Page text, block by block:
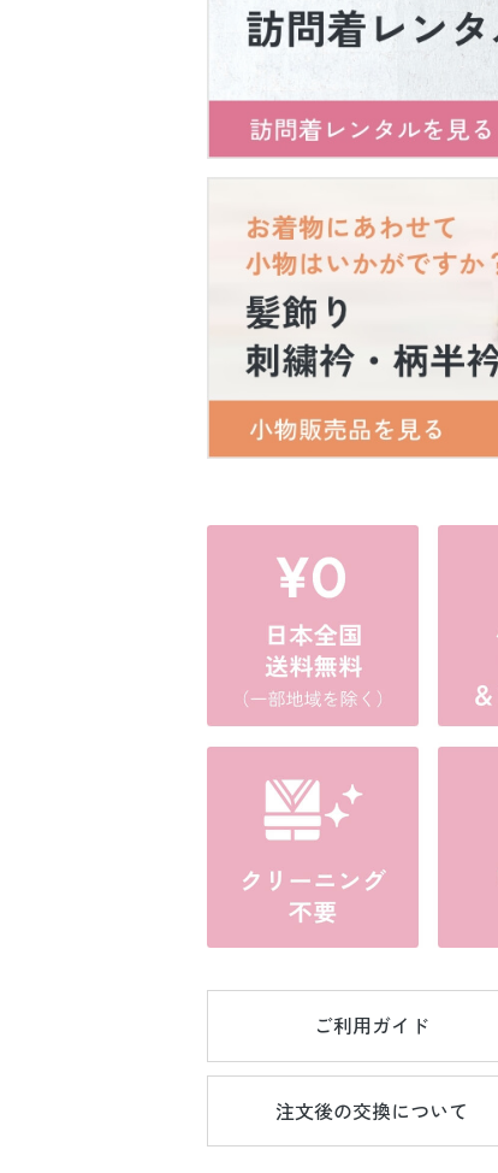
ご利用ガイド
注文後の交換について